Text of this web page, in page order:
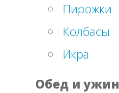
Пирожки
Колбасы
Икра
Обед и ужин